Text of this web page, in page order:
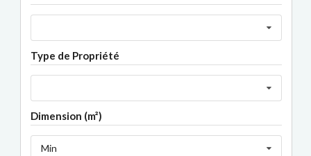
Type de Propriété
Dimension (m²)
Min